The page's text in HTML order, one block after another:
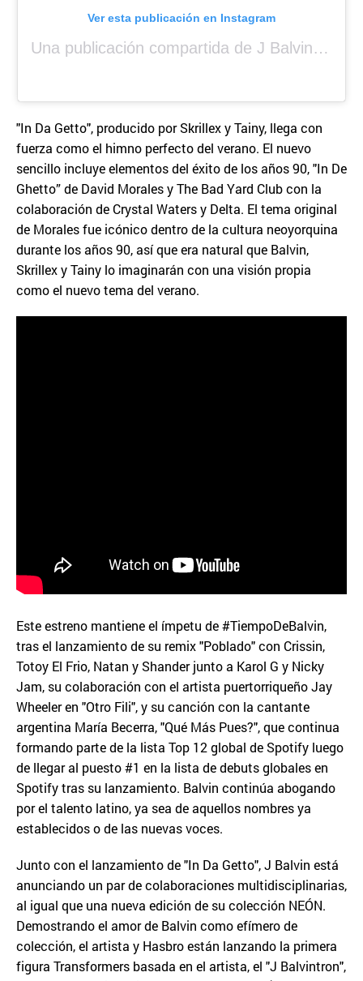
Ver esta publicación en Instagram
Una publicación compartida de J Balvin (@jbalvin)
"In Da Getto", producido por Skrillex y Tainy, llega con
fuerza como el himno perfecto del verano. El nuevo
sencillo incluye elementos del éxito de los años 90, "In De
Ghetto” de David Morales y The Bad Yard Club con la
colaboración de Crystal Waters y Delta. El tema original
de Morales fue icónico dentro de la cultura neoyorquina
durante los años 90, así que era natural que Balvin,
Skrillex y Tainy lo imaginarán con una visión propia
como el nuevo tema del verano.
Este estreno mantiene el ímpetu de #TiempoDeBalvin,
tras el lanzamiento de su remix "Poblado" con Crissin,
Totoy El Frio, Natan y Shander junto a Karol G y Nicky
Jam, su colaboración con el artista puertorriqueño Jay
Wheeler en "Otro Fili", y su canción con la cantante
argentina María Becerra, "Qué Más Pues?", que continua
formando parte de la lista Top 12 global de Spotify luego
de llegar al puesto #1 en la lista de debuts globales en
Spotify tras su lanzamiento. Balvin continúa abogando
por el talento latino, ya sea de aquellos nombres ya
establecidos o de las nuevas voces.
Junto con el lanzamiento de "In Da Getto", J Balvin está
anunciando un par de colaboraciones multidisciplinarias,
al igual que una nueva edición de su colección NEÓN.
Demostrando el amor de Balvin como efímero de
colección, el artista y Hasbro están lanzando la primera
figura Transformers basada en el artista, el "J Balvintron",